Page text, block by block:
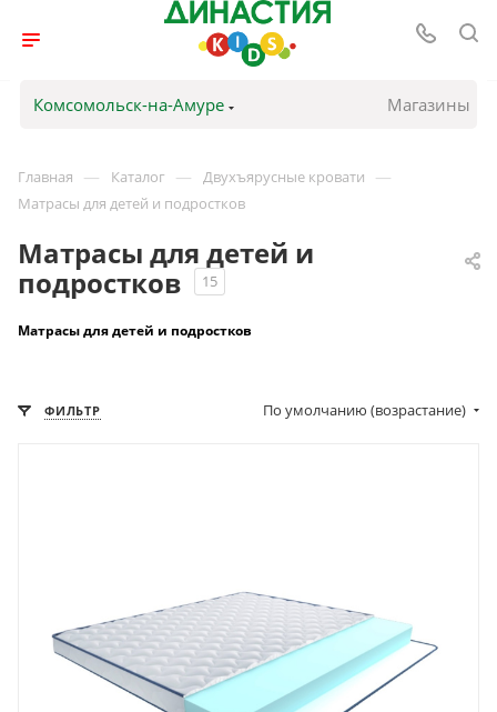
Комсомольск-на-Амуре Магазины
Главная — Каталог — Двухъярусные кровати —
Матрасы для детей и подростков
Матрасы для детей и
подростков
15
Матрасы для детей и подростков
ФИЛЬТР По умолчанию (возрастание)